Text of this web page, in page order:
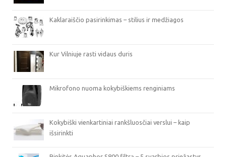
Kaklaraiščio pasirinkimas – stilius ir medžiagos
Kur Vilniuje rasti vidaus duris
Mikrofono nuoma kokybiškiems renginiams
Kokybiški vienkartiniai rankšluosčiai verslui – kaip
išsirinkti